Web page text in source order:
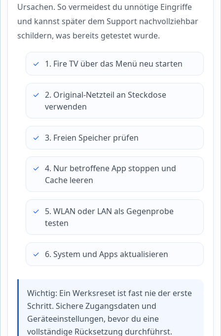
Ursachen. So vermeidest du unnötige Eingriffe
und kannst später dem Support nachvollziehbar
schildern, was bereits getestet wurde.
1. Fire TV über das Menü neu starten
2. Original-Netzteil an Steckdose
verwenden
3. Freien Speicher prüfen
4. Nur betroffene App stoppen und
Cache leeren
5. WLAN oder LAN als Gegenprobe
testen
6. System und Apps aktualisieren
Wichtig: Ein Werksreset ist fast nie der erste
Schritt. Sichere Zugangsdaten und
Geräteeinstellungen, bevor du eine
vollständige Rücksetzung durchführst.